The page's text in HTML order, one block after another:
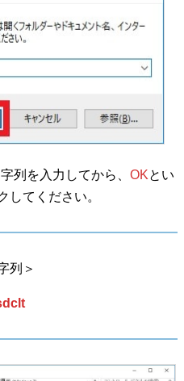
列を入力してから、 OKとい
してください。
列＞